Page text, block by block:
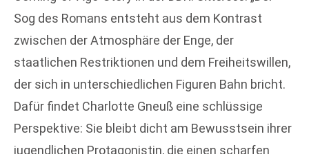
Sog des Romans entsteht aus dem Kontrast
zwischen der Atmosphäre der Enge, der
staatlichen Restriktionen und dem Freiheitswillen,
der sich in unterschiedlichen Figuren Bahn bricht.
Dafür findet Charlotte Gneuß eine schlüssige
Perspektive: Sie bleibt dicht am Bewusstsein ihrer
jugendlichen Protagonistin, die einen scharfen